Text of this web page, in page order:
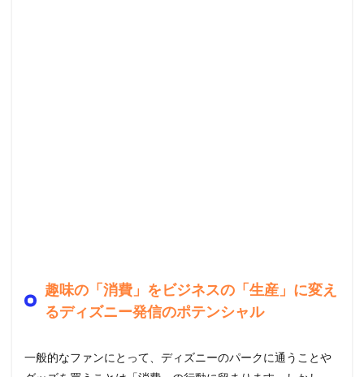
趣味の「消費」をビジネスの「生産」に変え
るディズニー発信のポテンシャル
一般的なファンにとって、ディズニーのパークに通うことや